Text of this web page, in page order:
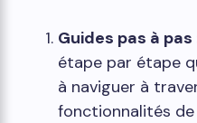
Guides pas à pas
étape par étape
à naviguer à
fonctionnalités